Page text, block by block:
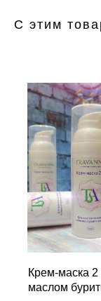
C этим
Крем-маска 2
маслом